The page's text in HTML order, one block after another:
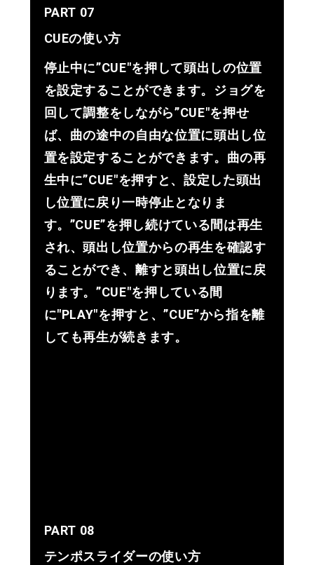
PART 07
CUEの使い方
停止中に”CUE"を押して頭出しの位置
を設定することができます。ジョグを
回して調整をしながら”CUE"を押せ
ば、曲の途中の自由な位置に頭出し位
置を設定することができます。曲の再
生中に”CUE"を押すと、設定した頭出
し位置に戻り一時停止となりま
す。”CUE”を押し続けている間は再生
され、頭出し位置からの再生を確認す
ることができ、離すと頭出し位置に戻
ります。”CUE"を押している間
に"PLAY"を押すと、”CUE”から指を離
しても再生が続きます。
PART 08
テンポスライダーの使い方